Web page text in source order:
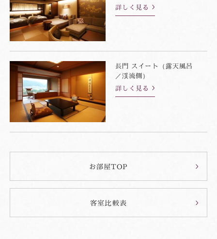
詳しく見る
長門 スイート（露天風呂
／渓流側）
詳しく見る
お部屋TOP
客室比較表